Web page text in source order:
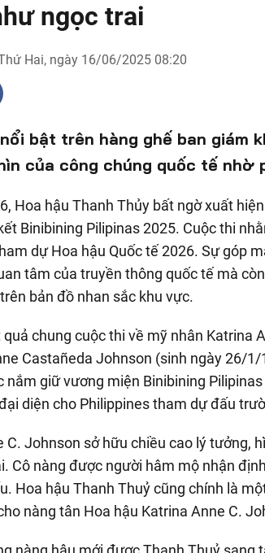
ngọc trai
Hai, ngày 16/06/2025 08:20
bật trên hàng ghế ban giám
của công chúng quốc tế nhờ
Hoa hậu Thanh Thủy bất ngờ xuất
Binibining Pilipinas 2025. Cuộc thi
dự Hoa hậu Quốc tế 2026. Sự góp
tâm của truyền thông quốc tế mà
bản đồ nhan sắc khu vực.
chung cuộc thi về mỹ nhân Katrina
Castañeda Johnson (sinh ngày 26/
nắm giữ vương miện Binibining
diện cho Philippines tham dự đấu
C. Johnson sở hữu chiều cao lý tưởng,
Cô nàng được người hâm mộ nhận
Hoa hậu Thanh Thuỷ cũng chính là
nàng tân Hoa hậu Katrina Anne C.